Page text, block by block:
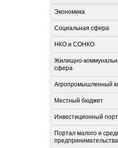
Экономика
Социальная сфера
НКО и СОНКО
Жилищно-
сфера
Агропромышленный
Местный бюджет
Инвестиционный
Портал малого и
предпринимательства